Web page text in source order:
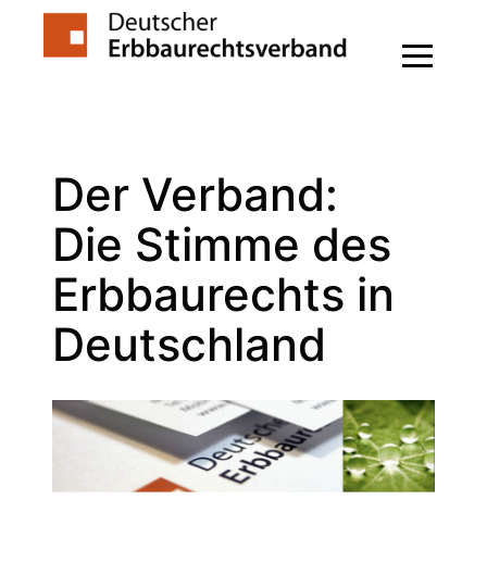
Zum
Der Verband:
Die Stimme des
Erbbaurechts in
Deutschland